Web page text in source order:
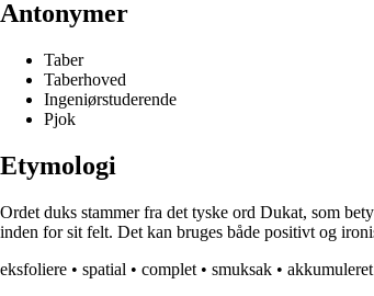
Antonymer
Taber
Taberhoved
Ingeniørstuderende
Pjok
Etymologi
Ordet duks stammer fra det tyske ord Dukat, som
inden for sit felt. Det kan bruges både positivt og
eksfoliere • spatial • complet • smuksak • akkumuleret